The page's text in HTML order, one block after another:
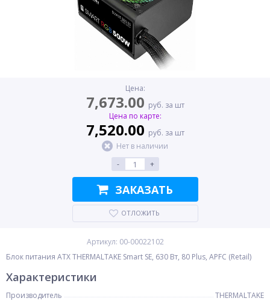
Цена:
7,673.00 руб. за шт
Цена по карте:
7,520.00 руб. за шт
Нет в наличии
-
+
ЗАКАЗАТЬ
ОТЛОЖИТЬ
Артикул: 00-00022102
Блок питания ATX THERMALTAKE Smart SE, 630 Вт, 80 Plus, APFC (Retail)
Характеристики
Производитель
THERMALTAKE